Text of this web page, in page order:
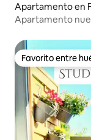
Apartamento en
Apartamento
Favorito entre
Favorito entre